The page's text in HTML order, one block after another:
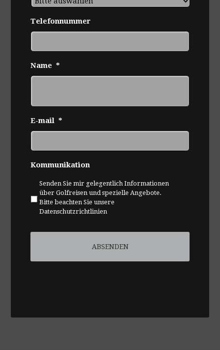
Telefonnummer
Name *
E-mail *
Kommunikation
Senden Sie mir gelegentlich Informationen
über Golfreisen und spezielle Angebote.
Bitte beachten Sie unsere
Datenschutzrichtlinien